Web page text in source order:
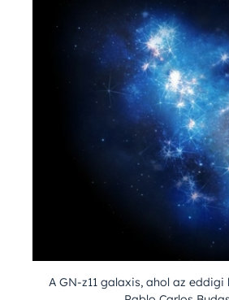
A GN-z11 galaxis, ahol az